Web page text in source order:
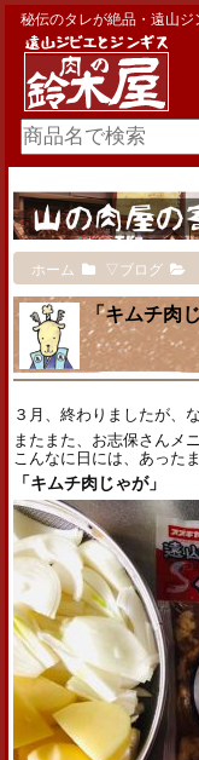
秘伝のタレが絶品・遠山
ホーム ▽ブログ
「キムチ肉
３月、終わりましたが、
またまた、お志保さんメ
こんなに日には、あった
「キムチ肉じゃが」